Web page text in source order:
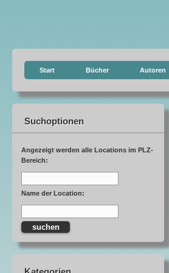
Start Bücher Autoren
Suchoptionen
Angezeigt werden alle Locations im PLZ-
Bereich:
Name der Location: